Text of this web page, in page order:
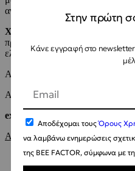
αντιφλεγμονώδη δράση.
Χρήση:
προσθέστε σταδιακά μικρή
ελαίων ανακατεύοντας
Αφήστε στο πρόσωπο για 5-10
Αφαιρέστε με άφθονο νερό.
external use / εξωτερική χρήση
Αξιολογήσεις (10)
Στην πρώτη
Κάνε εγγραφή στο newsletter
Αποδέχομαι τουςΌρους
να λαμβάνω ενημερώσεις
της BEE FACTOR, σύμφωνα με